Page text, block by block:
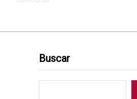
Buscar